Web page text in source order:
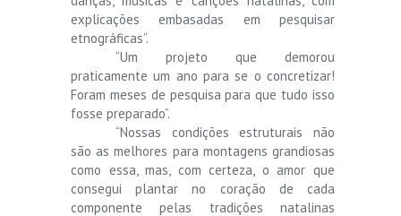
explicações embasadas em pesquisar
etnográficas”.
“Um projeto que demorou
praticamente um ano para se o concretizar!
Foram meses de pesquisa para que tudo isso
fosse preparado”.
“Nossas condições estruturais não
são as melhores para montagens grandiosas
como essa, mas, com certeza, o amor que
consegui plantar no coração de cada
componente pelas tradições natalinas